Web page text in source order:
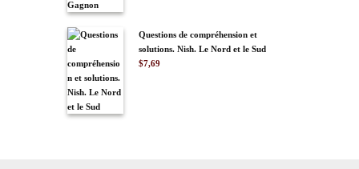
Questions de compréhension et
solutions. Nish. Le Nord et le Sud
$7,69